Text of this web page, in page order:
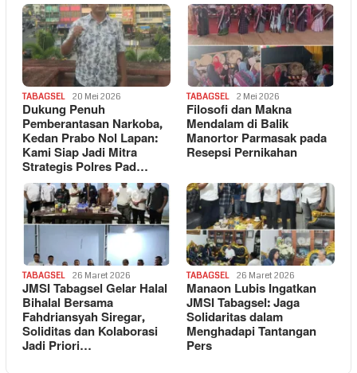
TABAGSEL 20 Mei 2026
Dukung Penuh
Pemberantasan Narkoba,
Kedan Prabo Nol Lapan:
Kami Siap Jadi Mitra
Strategis Polres Pad…
TABAGSEL 2 Mei 2026
Filosofi dan Makna
Mendalam di Balik
Manortor Parmasak pada
Resepsi Pernikahan
TABAGSEL 26 Maret 2026
JMSI Tabagsel Gelar Halal
Bihalal Bersama
Fahdriansyah Siregar,
Soliditas dan Kolaborasi
Jadi Priori…
TABAGSEL 26 Maret 2026
Manaon Lubis Ingatkan
JMSI Tabagsel: Jaga
Solidaritas dalam
Menghadapi Tantangan
Pers